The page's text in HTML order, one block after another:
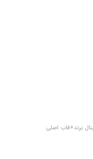
برند+قاب اصلی